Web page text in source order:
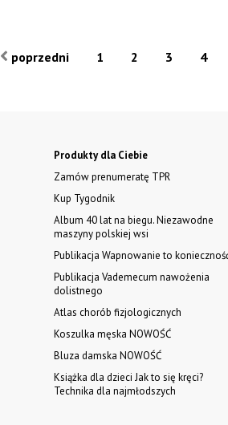
poprzedni 1 2 3 4
Produkty dla Ciebie
Zamów prenumeratę TPR
Kup Tygodnik
Album 40 lat na biegu. Niezawodne
maszyny polskiej wsi
Publikacja Wapnowanie to
Publikacja Vademecum nawożenia
dolistnego
Atlas chorób fizjologicznych
Koszulka męska NOWOŚĆ
Bluza damska NOWOŚĆ
Książka dla dzieci Jak to się kręci?
Technika dla najmłodszych